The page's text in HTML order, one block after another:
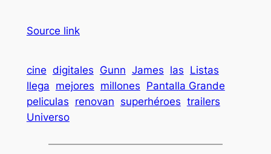
Source link
cine digitales Gunn James las Listas
llega mejores millones Pantalla Grande
peliculas renovan superhéroes trailers
Universo